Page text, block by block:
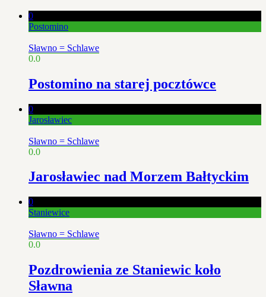
0
Postomino
Sławno = Schlawe
0.0
Postomino na starej pocztówce
0
Jarosławiec
Sławno = Schlawe
0.0
Jarosławiec nad Morzem Bałtyckim
0
Staniewice
Sławno = Schlawe
0.0
Pozdrowienia ze Staniewic koło
Sławna